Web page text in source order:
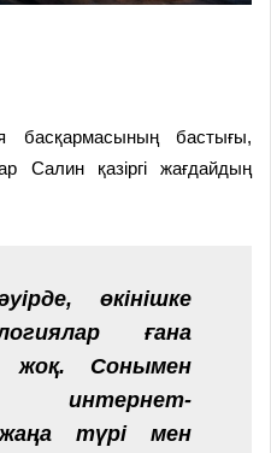
басқармасының бастығы,
Салин қазіргі жағдайдың
өкінішке
ғана
жоқ. Сонымен
интернет-
түрі мен